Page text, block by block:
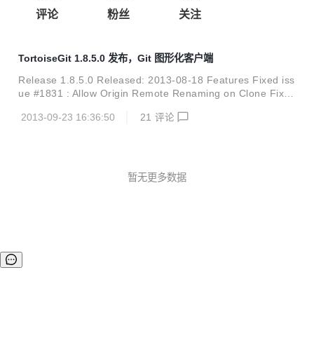
评论
粉丝 关注
TortoiseGit 1.8.5.0 发布，Git 图形化客户端
Release 1.8.5.0 Released: 2013-08-18 Features Fixed iss
ue #1831 : Allow Origin Remote Renaming on Clone Fixed
iple or all conflicts with the same option Allow to send (pat
2013-09-23 16:36:50 21 评论
暂无更多数据